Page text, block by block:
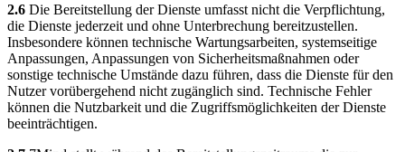
2.6 Die Bereitstellung der Dienste umfasst nicht die Verpflichtung,
die Dienste jederzeit und ohne Unterbrechung bereitzustellen.
Insbesondere können technische Wartungsarbeiten, systemseitige
Anpassungen, Anpassungen von Sicherheitsmaßnahmen oder
sonstige technische Umstände dazu führen, dass die Dienste für den
Nutzer vorübergehend nicht zugänglich sind. Technische Fehler
können die Nutzbarkeit und die Zugriffsmöglichkeiten der Dienste
beeinträchtigen.